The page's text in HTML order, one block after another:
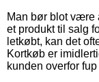
Man bør blot være
et produkt til salg
letkøbt, kan det
Kortkøb er
kunden overfor